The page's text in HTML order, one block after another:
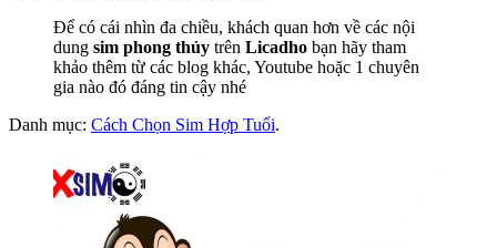
Để có cái nhìn đa chiều, khách quan hơn về các nội
dung sim phong thủy trên Licadho bạn hãy tham
khảo thêm từ các blog khác, Youtube hoặc 1 chuyên
gia nào đó đáng tin cậy nhé
Danh mục: Cách Chọn Sim Hợp Tuổi.